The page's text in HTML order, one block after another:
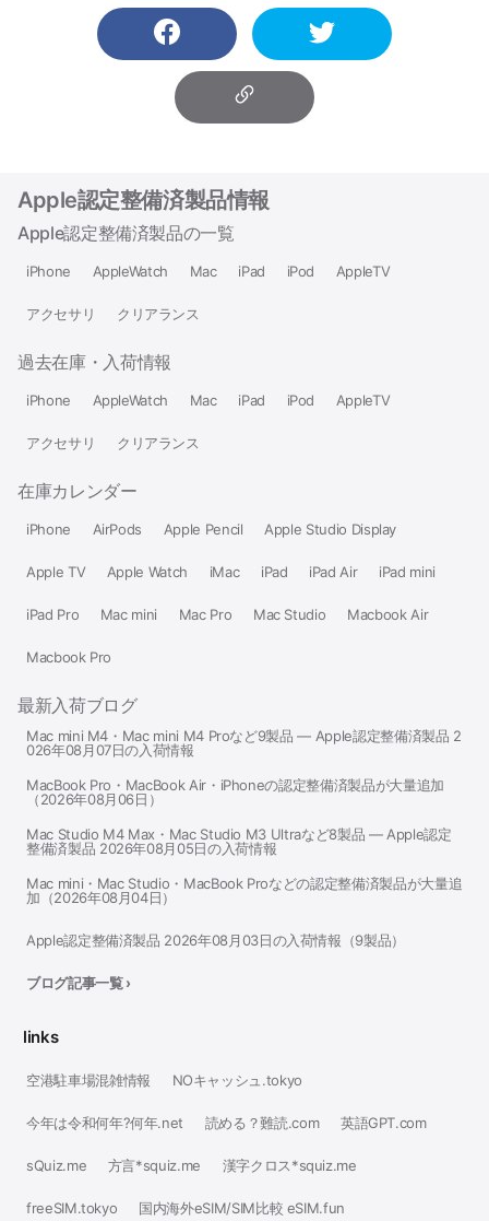
Apple認定整備済製品情報
Apple認定整備済製品の一覧
iPhone AppleWatch Mac iPad iPod AppleTV
アクセサリ クリアランス
過去在庫・入荷情報
iPhone AppleWatch Mac iPad iPod AppleTV
アクセサリ クリアランス
在庫カレンダー
iPhone AirPods Apple Pencil Apple Studio Display
Apple TV Apple Watch iMac iPad iPad Air iPad mini
iPad Pro Mac mini Mac Pro Mac Studio Macbook Air
Macbook Pro
最新入荷ブログ
Mac mini M4・Mac mini M4 Proなど9製品 — Apple認定整備済製品 2
026年08月07日の入荷情報
MacBook Pro・MacBook Air・iPhoneの認定整備済製品が大量追加
（2026年08月06日）
Mac Studio M4 Max・Mac Studio M3 Ultraなど8製品 — Apple認定
整備済製品 2026年08月05日の入荷情報
Mac mini・Mac Studio・MacBook Proなどの認定整備済製品が大量追
加（2026年08月04日）
Apple認定整備済製品 2026年08月03日の入荷情報（9製品）
ブログ記事一覧 ›
links
空港駐車場混雑情報 NOキャッシュ.tokyo
今年は令和何年?何年.net 読める？難読.com 英語GPT.com
sQuiz.me 方言*squiz.me 漢字クロス*squiz.me
freeSIM.tokyo 国内海外eSIM/SIM比較 eSIM.fun